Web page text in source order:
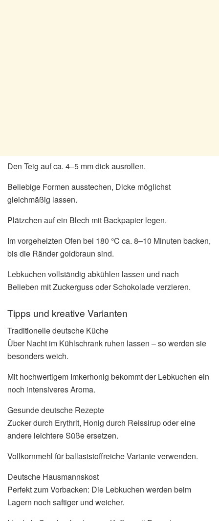
Den Teig auf ca. 4–5 mm dick ausrollen.
Beliebige Formen ausstechen, Dicke möglichst
gleichmäßig lassen.
Plätzchen auf ein Blech mit Backpapier legen.
Im vorgeheizten Ofen bei 180 °C ca. 8–10 Minuten backen,
bis die Ränder goldbraun sind.
Lebkuchen vollständig abkühlen lassen und nach
Belieben mit Zuckerguss oder Schokolade verzieren.
Tipps und kreative Varianten
Traditionelle deutsche Küche
Über Nacht im Kühlschrank ruhen lassen – so werden sie
besonders weich.
Mit hochwertigem Imkerhonig bekommt der Lebkuchen ein
noch intensiveres Aroma.
Gesunde deutsche Rezepte
Zucker durch Erythrit, Honig durch Reissirup oder eine
andere leichtere Süße ersetzen.
Vollkornmehl für ballaststoffreiche Variante verwenden.
Deutsche Hausmannskost
Perfekt zum Vorbacken: Die Lebkuchen werden beim
Lagern noch saftiger und weicher.